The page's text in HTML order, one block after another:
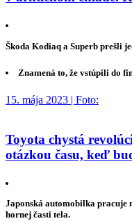
Škoda Kodiaq a Superb prešli
Znamená to, že vstúpili do
15. mája 2023 | Foto:
Toyota chystá
otázkou času, keď
Japonská automobilka pracuje
hornej časti tela.